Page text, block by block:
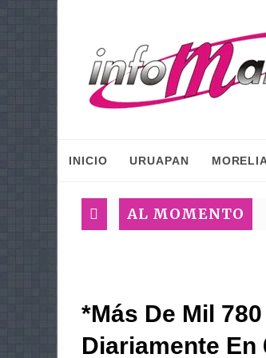
INICIO URUAPAN
AL MOMENTO
*Más De Mil
Diariamente En